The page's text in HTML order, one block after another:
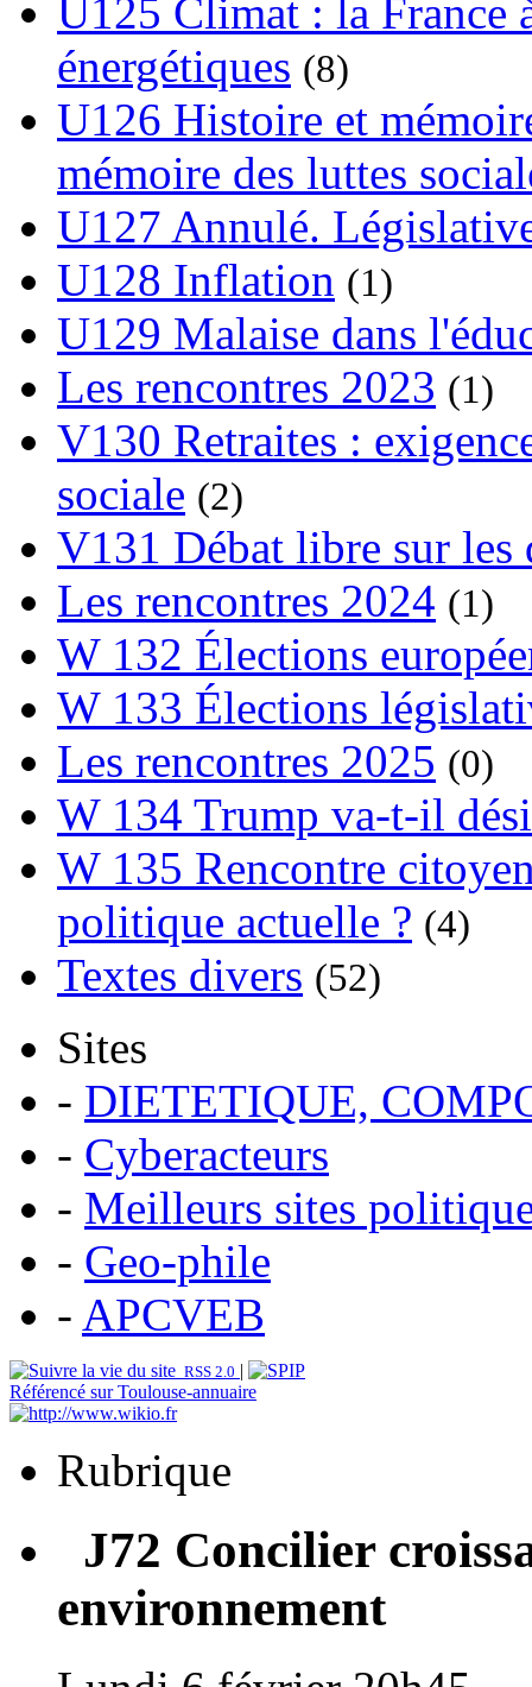
U125 Climat : la France
énergétiques (8)
U126 Histoire et
mémoire des luttes
U127 Annulé.
U128 Inflation (1)
U129 Malaise dans
Les rencontres 2023 (1)
V130 Retraites :
sociale (2)
V131 Débat libre sur les
Les rencontres 2024 (1)
W 132 Élections
W 133 Élections
Les rencontres 2025 (0)
W 134 Trump va-t-il
W 135 Rencontre
politique actuelle ? (4)
Textes divers (52)
Sites
- DIETETIQUE,
- Cyberacteurs
- Meilleurs sites
- Geo-phile
- APCVEB
RSS 2.0 |
Référencé sur Toulouse-annuaire
Rubrique
J72 Concilier
environnement